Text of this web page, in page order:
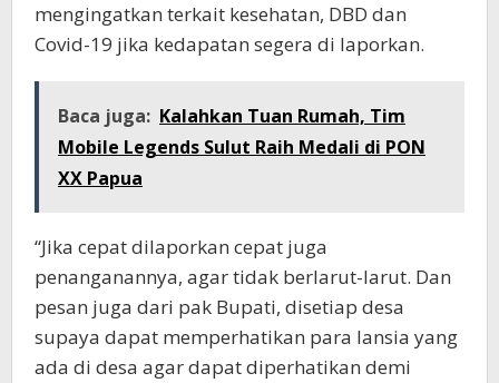
mengingatkan terkait kesehatan, DBD dan
Covid-19 jika kedapatan segera di laporkan.
Baca juga: Kalahkan Tuan Rumah, Tim
Mobile Legends Sulut Raih Medali di PON
XX Papua
“Jika cepat dilaporkan cepat juga
penanganannya, agar tidak berlarut-larut. Dan
pesan juga dari pak Bupati, disetiap desa
supaya dapat memperhatikan para lansia yang
ada di desa agar dapat diperhatikan demi